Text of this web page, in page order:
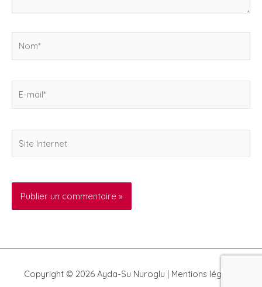
mail*
Internet
Copyright © 2026 Ayda-Su Nuroglu | Mentions légales